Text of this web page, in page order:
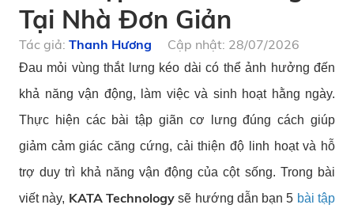
Tại Nhà Đơn Giản
Tác giả: Thanh Hương Cập nhật: 28/07/2026
Đau mỏi vùng thắt lưng kéo dài có thể ảnh hưởng đến
khả năng vận động, làm việc và sinh hoạt hằng ngày.
Thực hiện các bài tập giãn cơ lưng đúng cách giúp
giảm cảm giác căng cứng, cải thiện độ linh hoạt và hỗ
trợ duy trì khả năng vận động của cột sống. Trong bài
viết này, KATA Technologysẽ hướng dẫn bạn 5 bài tập